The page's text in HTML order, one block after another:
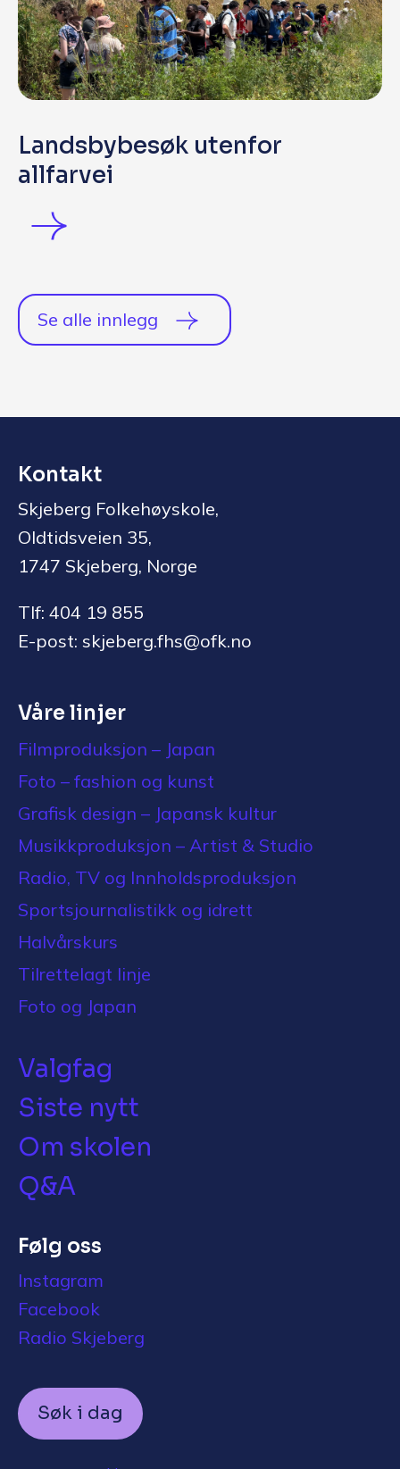
Landsbybesøk utenfor
allfarvei
Se alle innlegg
Kontakt
Skjeberg Folkehøyskole,
Oldtidsveien 35,
1747 Skjeberg, Norge
Tlf: 404 19 855
E-post: skjeberg.fhs@ofk.no
Våre linjer
Filmproduksjon – Japan
Foto – fashion og kunst
Grafisk design – Japansk kultur
Musikkproduksjon – Artist & Studio
Radio, TV og Innholdsproduksjon
Sportsjournalistikk og idrett
Halvårskurs
Tilrettelagt linje
Foto og Japan
Valgfag
Siste nytt
Om skolen
Q&A
Følg oss
Instagram
Facebook
Radio Skjeberg
Søk i dag